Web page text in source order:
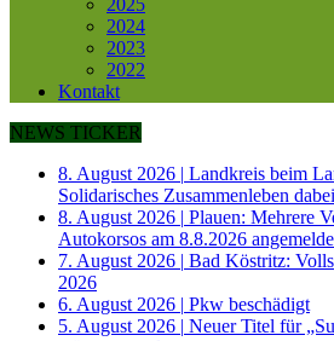
2024
2023
2022
Kontakt
NEWS TICKER
8. August 2026 | Landkreis beim
Solidarisches Zusammenleben dabei
8. August 2026 | Plauen: Mehrere
Autokorsos am 8.8.2026
7. August 2026 | Bad Köstritz:
2026
6. August 2026 | Pkw beschädigt
5. August 2026 | Neuer Titel für